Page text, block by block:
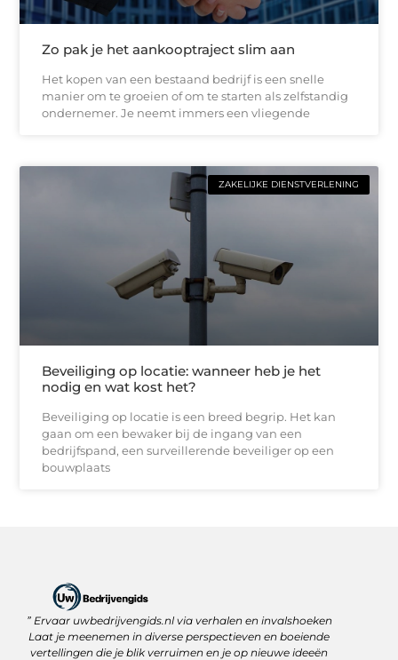
Zo pak je het aankooptraject slim aan
Het kopen van een bestaand bedrijf is een snelle
manier om te groeien of om te starten als zelfstandig
ondernemer. Je neemt immers een vliegende
ZAKELIJKE DIENSTVERLENING
Beveiliging op locatie: wanneer heb je het
nodig en wat kost het?
Beveiliging op locatie is een breed begrip. Het kan
gaan om een bewaker bij de ingang van een
bedrijfspand, een surveillerende beveiliger op een
bouwplaats
” Ervaar uwbedrijvengids.nl via verhalen en invalshoeken
Laat je meenemen in diverse perspectieven en boeiende
vertellingen die je blik verruimen en je op nieuwe ideeën